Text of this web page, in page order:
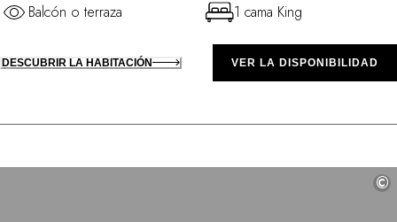
Balcón o terraza 1 cama King
DESCUBRIR LA HABITACIÓN VER LA DISPONIBILIDAD
©